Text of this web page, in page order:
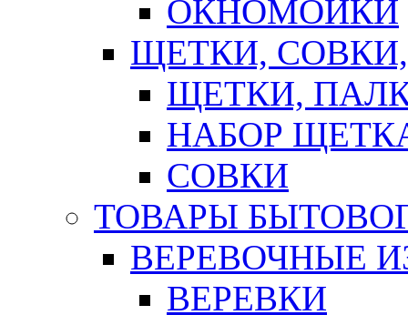
ОКНОМОЙКИ
ЩЕТКИ,
ЩЕТКИ,
НАБОР
СОВКИ
ТОВАРЫ
ВЕРЕВОЧНЫЕ
ВЕРЕВКИ